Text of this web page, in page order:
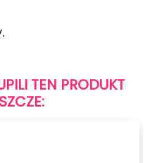
TEN PRODUKT